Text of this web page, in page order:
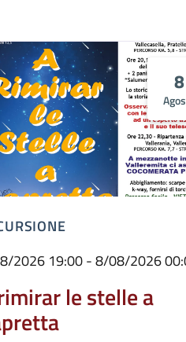
8
2026 19:00 - 8/08/2026
le stelle a